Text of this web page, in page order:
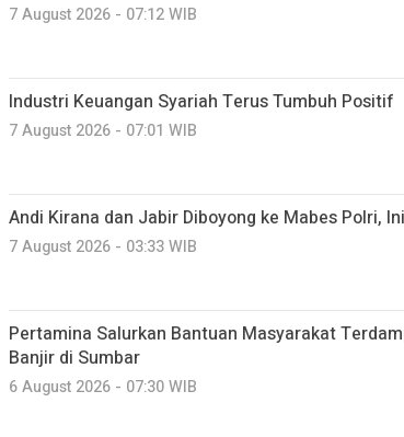
7 August 2026 - 07:12 WIB
Industri Keuangan Syariah Terus Tumbuh Positif
7 August 2026 - 07:01 WIB
Andi Kirana dan Jabir Diboyong ke Mabes Polri,
7 August 2026 - 03:33 WIB
Pertamina Salurkan Bantuan Masyarakat
Banjir di Sumbar
6 August 2026 - 07:30 WIB